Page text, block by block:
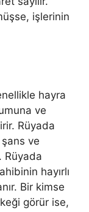
işlerinin
hayra
ve
Rüyada
şans ve
Rüyada
hayırlı
Bir kimse
görür ise,